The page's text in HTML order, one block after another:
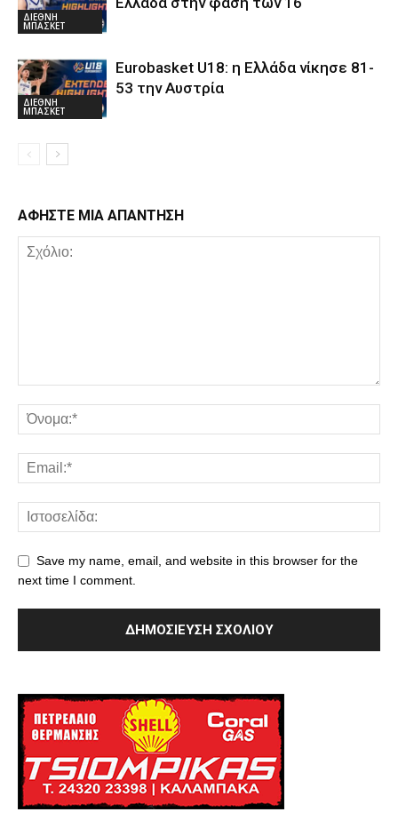
ΔΙΕΘΝΗ
ΜΠΑΣΚΕΤ
ΔΙΕΘΝΗ
ΜΠΑΣΚΕΤ
Eurobasket U18: η Ελλάδα νίκησε 81-
53 την Αυστρία
ΑΦΗΣΤΕ ΜΙΑ ΑΠΑΝΤΗΣΗ
Save my name, email, and website in this browser for the
next time I comment.